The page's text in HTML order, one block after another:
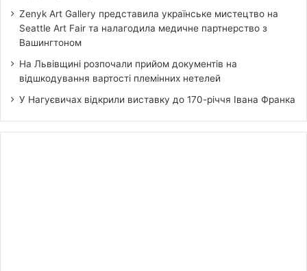
Zenyk Art Gallery представила українське мистецтво на
Seattle Art Fair та налагодила медичне партнерство з
Вашингтоном
На Львівщині розпочали прийом документів на
відшкодування вартості племінних нетелей
У Нагуєвичах відкрили виставку до 170-річчя Івана Франка